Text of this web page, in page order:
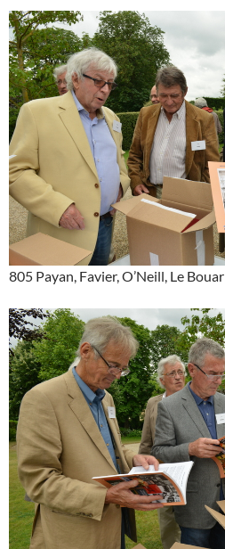
805 Payan, Favier, O’Neill, Le Bouar